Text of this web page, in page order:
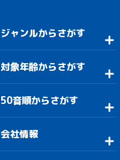
ジャンルからさがす
対象年齢からさがす
50音順からさがす
会社情報